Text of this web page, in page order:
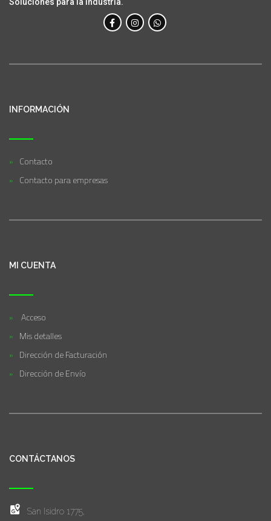
INFORMACIÓN
Contacto
Contacto para empresas
MI CUENTA
Acceso
Mis detalles
Dirección de Facturación
Dirección de Envío
CONTÁCTANOS
San Isidro 1775,